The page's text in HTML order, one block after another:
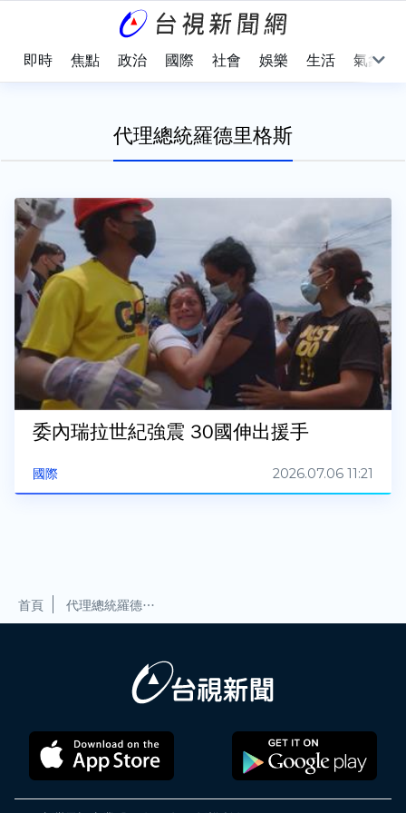
即時 焦點 政治 國際 社會 娛樂 生活 氣象
代理總統羅德里格斯
國際
委內瑞拉世紀強震 30國伸出援手
2026.07.06 11:21
首頁 代理總統羅德里格斯